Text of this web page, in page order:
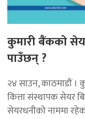
कुमारी बैंकको
पाउँछन् ?
२४ साउन, काठमाडौं ।
कित्ता संस्थापक सेयर
सेयरधनीको नाममा